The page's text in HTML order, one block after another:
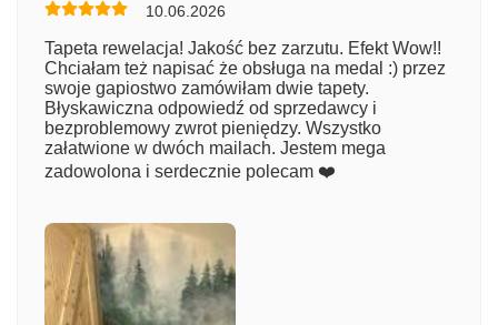
Numer zamówienia
Imię
10.06.2026
Tapeta rewelacja! Jakość bez zarzutu. Efekt Wow!!
Chciałam też napisać że obsługa na medal :) przez
swoje gapiostwo zamówiłam dwie tapety.
Błyskawiczna odpowiedź od sprzedawcy i
bezproblemowy zwrot pieniędzy. Wszystko
załatwione w dwóch mailach. Jestem mega
zadowolona i serdecznie polecam ❤️